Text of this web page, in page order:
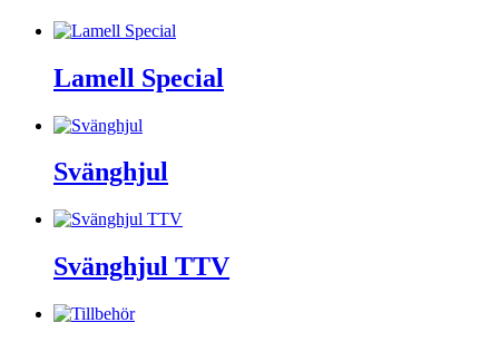
Lamell Special
Svänghjul
Svänghjul TTV